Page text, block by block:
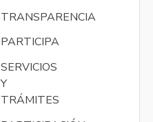
TRANSPARENCIA
PARTICIPA
SERVICIOS
Y
TRÁMITES